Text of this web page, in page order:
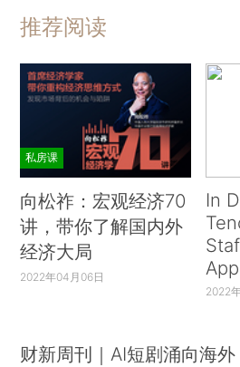
推荐阅读
私房课
向松祚：宏观经济70
讲，带你了解国内外
经济大局
2022年04月06日
In
2022
财新周刊｜AI短剧涌向海外